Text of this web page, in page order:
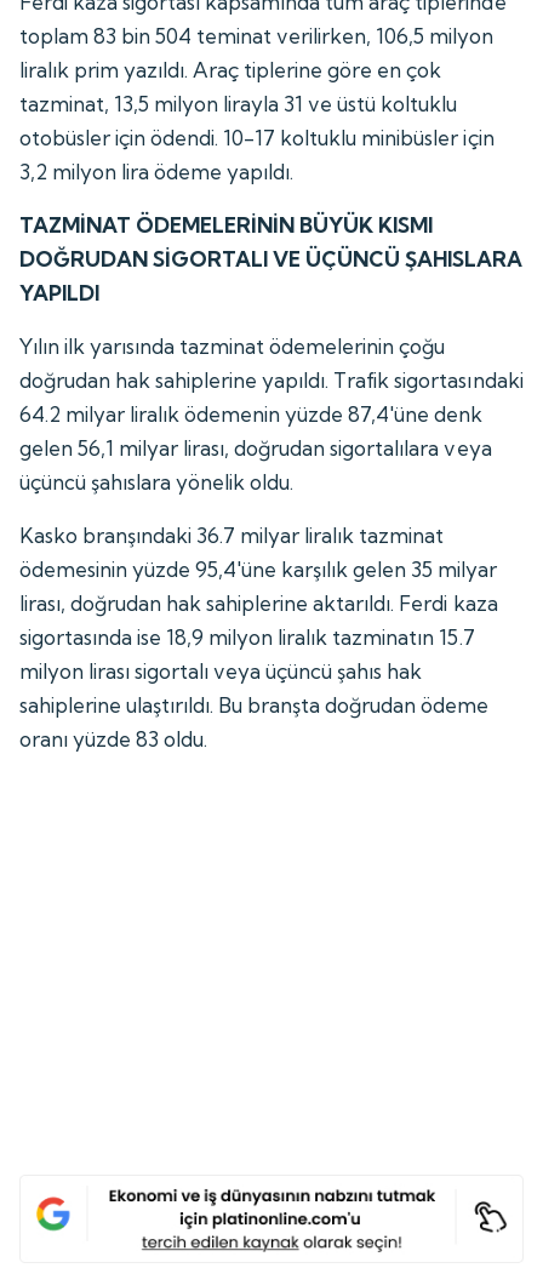
toplam 83 bin 504 teminat verilirken, 106,5 milyon
liralık prim yazıldı. Araç tiplerine göre en çok
tazminat, 13,5 milyon lirayla 31 ve üstü koltuklu
otobüsler için ödendi. 10-17 koltuklu minibüsler için
3,2 milyon lira ödeme yapıldı.
TAZMİNAT ÖDEMELERİNİN BÜYÜK KISMI
DOĞRUDAN SİGORTALI VE ÜÇÜNCÜ ŞAHISLARA
YAPILDI
Yılın ilk yarısında tazminat ödemelerinin çoğu
doğrudan hak sahiplerine yapıldı. Trafik sigortasındaki
64.2 milyar liralık ödemenin yüzde 87,4'üne denk
gelen 56,1 milyar lirası, doğrudan sigortalılara veya
üçüncü şahıslara yönelik oldu.
Kasko branşındaki 36.7 milyar liralık tazminat
ödemesinin yüzde 95,4'üne karşılık gelen 35 milyar
lirası, doğrudan hak sahiplerine aktarıldı. Ferdi kaza
sigortasında ise 18,9 milyon liralık tazminatın 15.7
milyon lirası sigortalı veya üçüncü şahıs hak
sahiplerine ulaştırıldı. Bu branşta doğrudan ödeme
oranı yüzde 83 oldu.